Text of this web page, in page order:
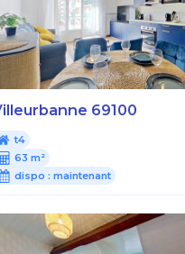
69100
t4
63 m²
dispo : maintenant